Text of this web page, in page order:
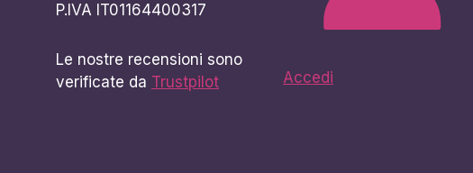
P.IVA IT01164400317
Le nostre recensioni sono
verificate da Trustpilot Accedi